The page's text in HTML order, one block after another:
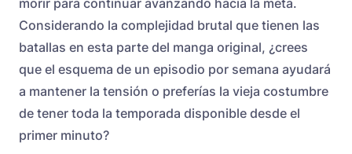
Considerando la complejidad brutal que tienen las
batallas en esta parte del manga original, ¿crees
que el esquema de un episodio por semana ayudará
a mantener la tensión o preferías la vieja costumbre
de tener toda la temporada disponible desde el
primer minuto?